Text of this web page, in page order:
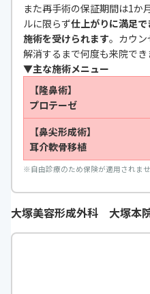
また再手術の保証期間は1か
ルに限らず仕上がりに満足
施術を受けられます。カウ
解消するまで何度も来院でき
▼主な施術メニュー
【隆鼻術】
プロテーゼ
【鼻尖形成術】
耳介軟骨移植
※ 自由診療のため保険が適用されま
大塚美容形成外科 大塚本